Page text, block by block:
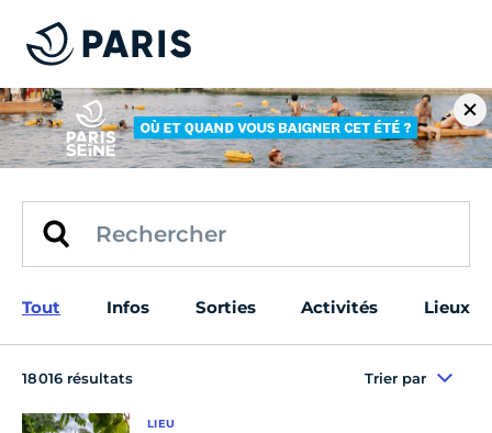
Tout Infos Sorties Activités Lieux
18 016 résultats Trier par
LIEU